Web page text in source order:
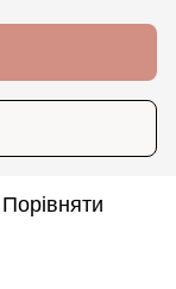
Порівняти